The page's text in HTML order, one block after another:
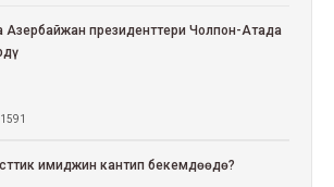
Азербайжан президенттери Чолпон-Атада
1591
имиджин кантип бекемдөөдө?